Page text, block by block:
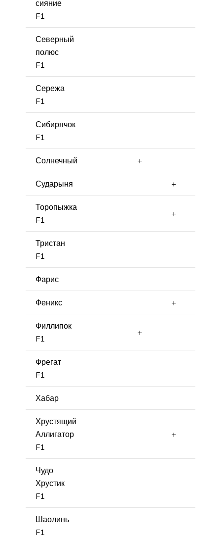
сияние
F1
Северный
полюс
F1
Сережа
F1
Сибирячок
F1
Солнечный +
Сударыня +
Торопыжка
F1
+
Тристан
F1
Фарис
Феникс +
Филлипок
F1
+
Фрегат
F1
Хабар
Хрустящий
Аллигатор
F1
+
Чудо
Хрустик
F1
Шаолинь
F1